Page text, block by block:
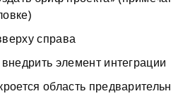
справа
элемент интеграции
область